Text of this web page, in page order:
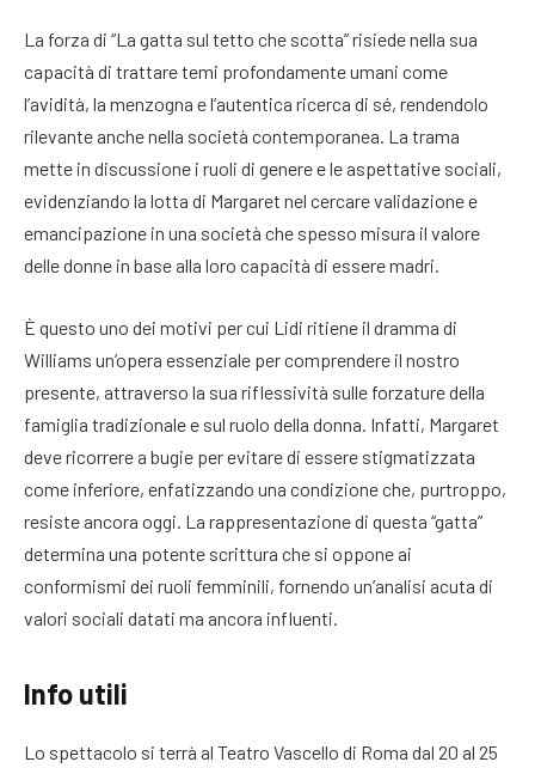
La forza di “La gatta sul tetto che scotta” risiede nella sua
capacità di trattare temi profondamente umani come
l’avidità, la menzogna e l’autentica ricerca di sé, rendendolo
rilevante anche nella società contemporanea. La trama
mette in discussione i ruoli di genere e le aspettative sociali,
evidenziando la lotta di Margaret nel cercare validazione e
emancipazione in una società che spesso misura il valore
delle donne in base alla loro capacità di essere madri.
È questo uno dei motivi per cui Lidi ritiene il dramma di
Williams un’opera essenziale per comprendere il nostro
presente, attraverso la sua riflessività sulle forzature della
famiglia tradizionale e sul ruolo della donna. Infatti, Margaret
deve ricorrere a bugie per evitare di essere stigmatizzata
come inferiore, enfatizzando una condizione che, purtroppo,
resiste ancora oggi. La rappresentazione di questa “gatta”
determina una potente scrittura che si oppone ai
conformismi dei ruoli femminili, fornendo un’analisi acuta di
valori sociali datati ma ancora influenti.
Info utili
Lo spettacolo si terrà al Teatro Vascello di Roma dal 20 al 25